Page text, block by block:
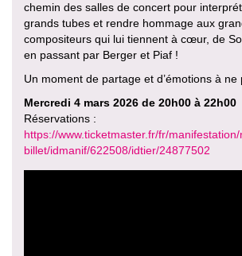
chemin des salles de concert pour
grands tubes et rendre hommage aux
compositeurs qui lui tiennent à cœur, de
en passant par Berger et Piaf !
Un moment de partage et d’émotions à ne
Mercredi 4 mars 2026 de 20h00 à 22h00
Réservations :
https://www.ticketmaster.fr/fr/
billet/idmanif/622508/idtier/24877502